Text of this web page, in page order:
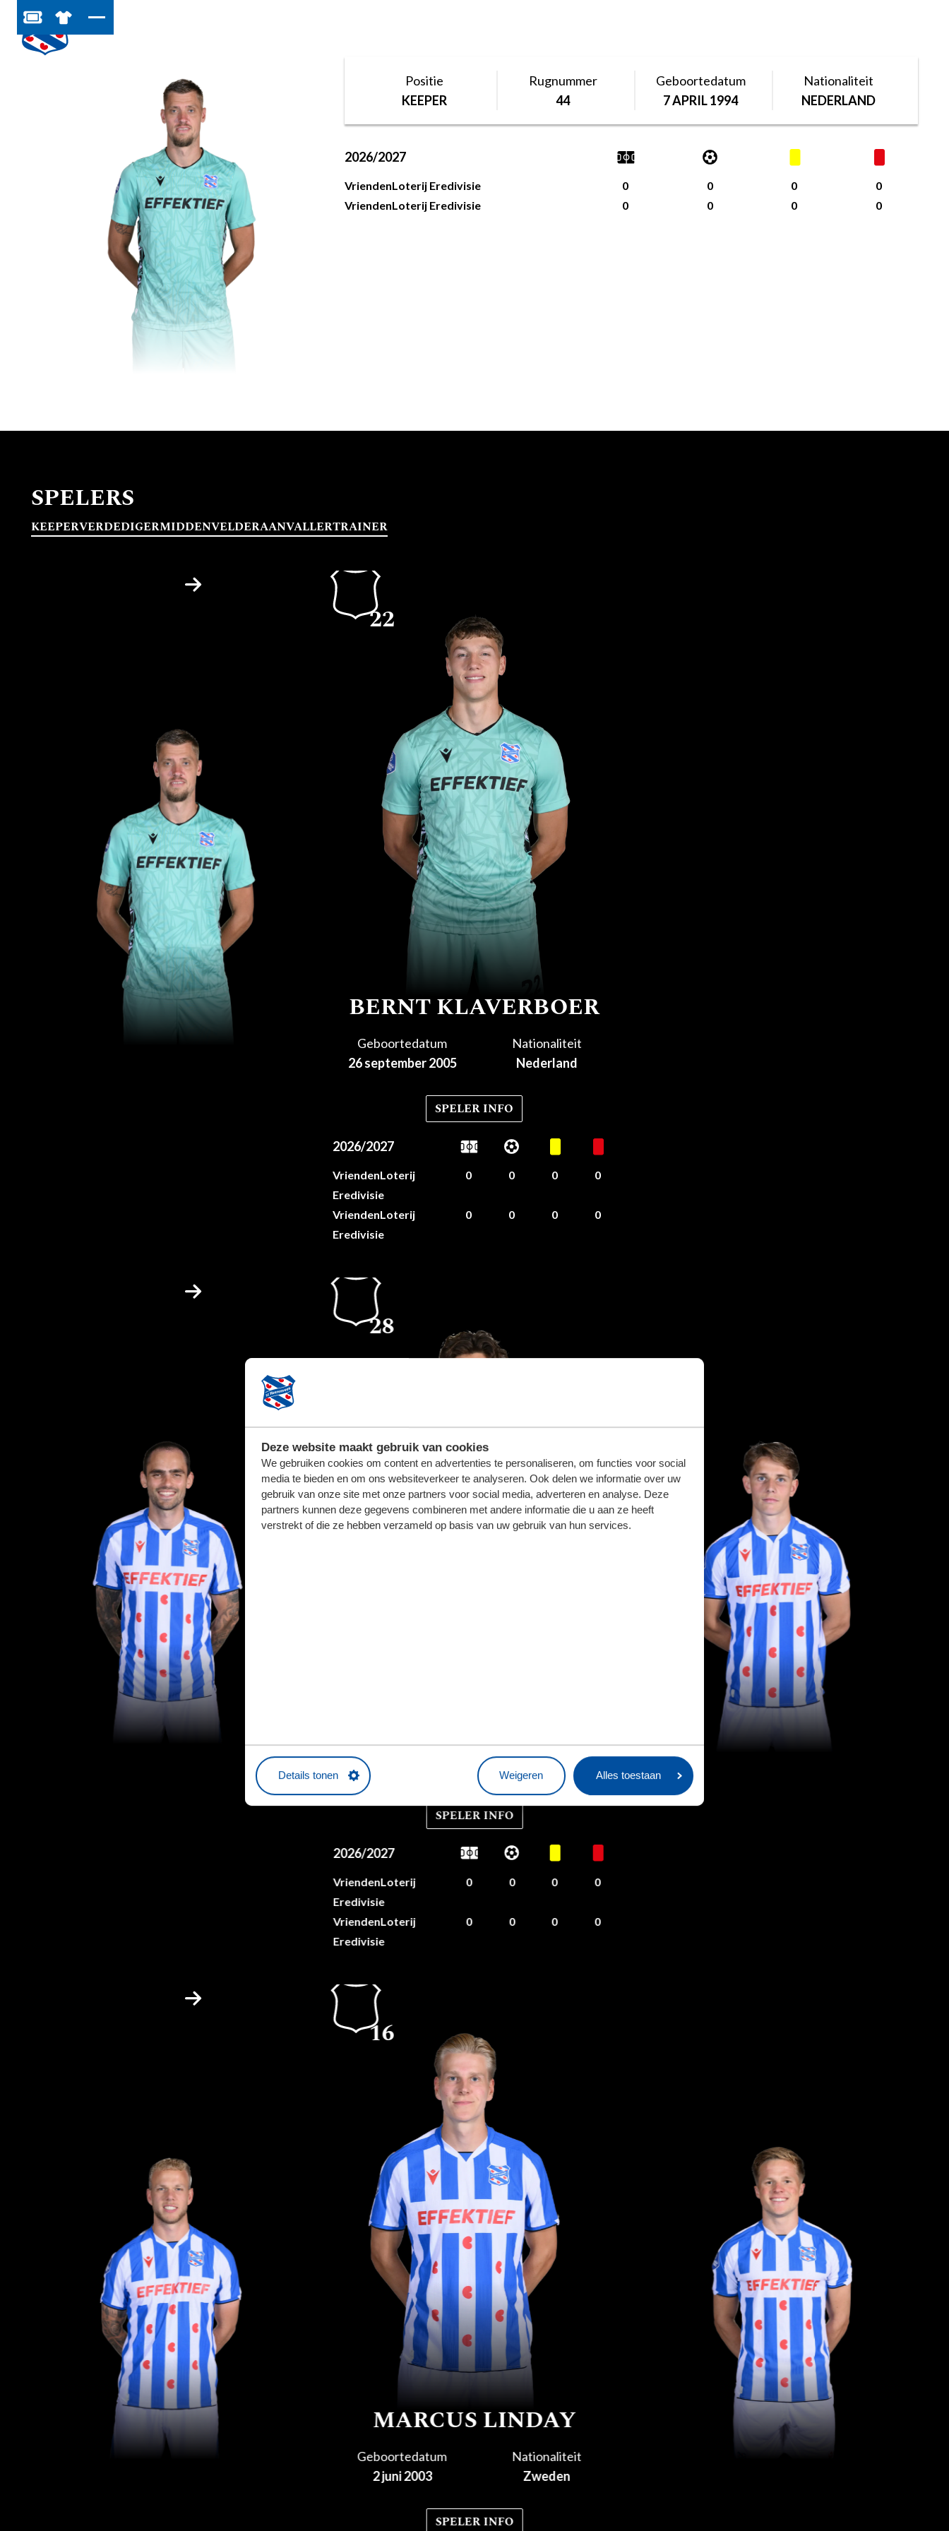
Deze website maakt gebruik van cookies
We gebruiken cookies om content en advertenties te personaliseren, om functies voor social
media te bieden en om ons websiteverkeer te analyseren. Ook delen we informatie over uw
gebruik van onze site met onze partners voor social media, adverteren en analyse. Deze
partners kunnen deze gegevens combineren met andere informatie die u aan ze heeft
verstrekt of die ze hebben verzameld op basis van uw gebruik van hun services.
Details tonen Weigeren Alles toestaan
BESTEL JOUW TICKETS
SHOP IN DE FEANSTORE
Positie
KEEPER
Rugnummer
44
Geboortedatum
7 APRIL 1994
Nationaliteit
NEDERLAND
2026/2027
VriendenLoterij Eredivisie 0 0 0
0
VriendenLoterij Eredivisie
0 0 0 0
SPELERS
KEEPERVERDEDIGERMIDDENVELDERAANVALLERTRAINER
22
BERNT KLAVERBOER
Geboortedatum
26 september 2005
Nationaliteit
Nederland
SPELER INFO
2026/2027
VriendenLoterij
Eredivisie
0 0 0 0
VriendenLoterij
Eredivisie
0 0 0 0
28
Geboortedatum
24 juni 2002
Nationaliteit
Bulgarije
SPELER INFO
2026/2027
VriendenLoterij
Eredivisie
0 0 0 0
VriendenLoterij
Eredivisie
0 0 0 0
16
MARCUS LINDAY
Geboortedatum
2 juni 2003
Nationaliteit
Zweden
SPELER INFO